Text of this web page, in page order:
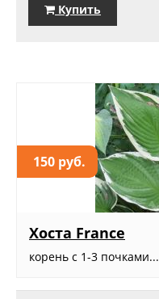
Купить
150 руб.
Хоста France
корень с 1-3 почками...